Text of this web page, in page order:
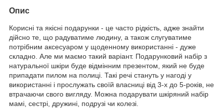
Опис
Корисні та якісні подарунки - це часто рідкість, адже знайти
дійсно те, що радуватиме людину, а також слугуватиме
потрібним аксесуаром у щоденному використанні - дуже
складно. Але ми маємо такий варіант. Подарунковий набір з
натуральної шкіри буде відмінним презентом, який не буде
припадати пилом на полиці. Такі речі стануть у нагоді у
використанні і прослужать своїй власниці від 3-х до 5-років, не
втрачаючи свого вигляду. Можна подарувати шкіряний набір
мамі, сестрі, дружині, подрузі чи колезі.